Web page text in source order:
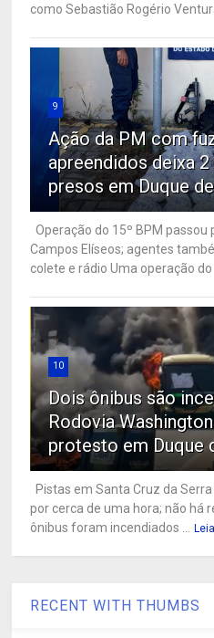
como Sebastião Rogério
9
Ação da PM com
apreendidos deixa
presos em Duque
Operação do 15º BPM passou
Campos Elíseos; agentes
colete e rádio Uma operação do
10
Dois ônibus são
Rodovia
protesto em Duque
Pistas em Santa Cruz da
por cerca de uma hora; não há
ônibus foram incendiados ...
RECENT WITH THUMBS